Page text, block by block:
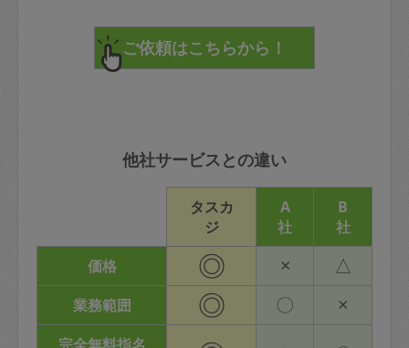
他社サービスとの違い
タスカ
ジ
A
社
B
社
価格
◎ × △
業務範囲 ◎ 〇 ×